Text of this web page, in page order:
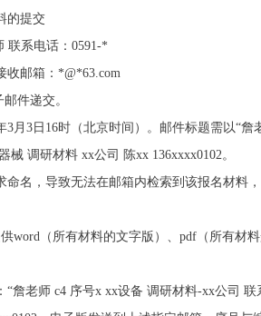
的提交
联系电话：0591-*
收邮箱：*@*63.com
件递交。
3月3日16时（北京时间）。邮件标题需以“
械 调研材料 xx公司 陈xx 136xxxx0102。
命名，导致无法在邮箱内检索到该报名材料
供word（所有材料的文字版）、pdf（所有
“詹老师 c4 序号x xx设备 调研材料-xx公司